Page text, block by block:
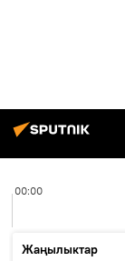
00:00
Жаңылыктар